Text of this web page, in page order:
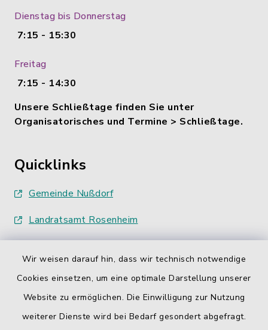
Wir weisen darauf hin, dass wir technisch notwendige
Cookies einsetzen, um eine optimale Darstellung unserer
Website zu ermöglichen. Die Einwilligung zur Nutzung
weiterer Dienste wird bei Bedarf gesondert abgefragt.
Dienstag bis Donnerstag
7:15 - 15:30
Freitag
7:15 - 14:30
Unsere Schließtage finden Sie unter
Organisatorisches und Termine > Schließtage.
Quicklinks
Gemeinde Nußdorf
Landratsamt Rosenheim